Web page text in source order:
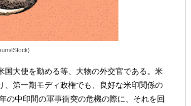
/iStock)
大使を勤める等、大物の外交官である。米
、第一期モディ政権でも、良好な米印関係の
の中印間の軍事衝突の危機の際に、それを回